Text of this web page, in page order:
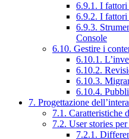
6.9.1. I fattori
6.9.2. I fattori
6.9.3.
Console
6.10. Gestire i
6.10.1.
6.10.2.
6.10.3.
6.10.4.
7. Progettazione
7.1. Caratteristiche
7.2. User stories
7.2.1.